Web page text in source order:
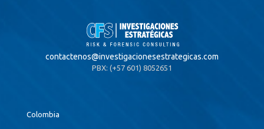
contactenos@investigacionesestrategicas.com
PBX: (+57 601) 8052651
Colombia